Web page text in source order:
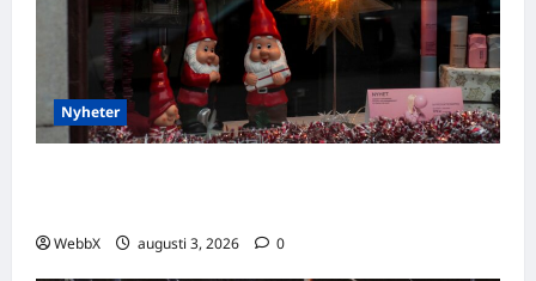
Nyheter
WebbX augusti 3, 2026 0